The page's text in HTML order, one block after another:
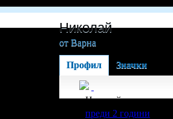
Николай
от Варна
Профил Значки
Николай получава
преди 2 години